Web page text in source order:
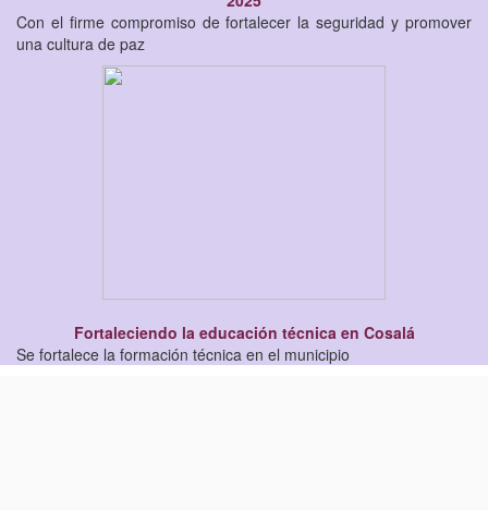
Con el firme compromiso de fortalecer la seguridad y promover
una cultura de paz
Fortaleciendo la educación técnica en Cosalá
Se fortalece la formación técnica en el municipio